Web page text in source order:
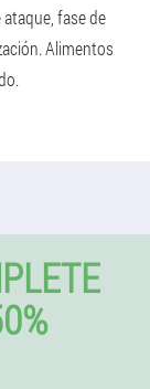
fase de
Alimentos